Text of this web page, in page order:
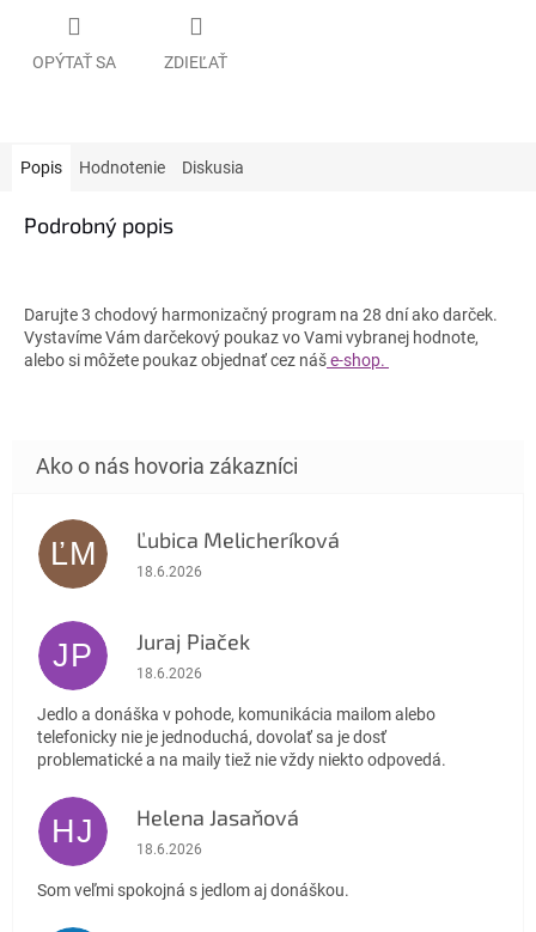
OPÝTAŤ SA ZDIEĽAŤ
Popis Hodnotenie Diskusia
Podrobný popis
Darujte 3 chodový harmonizačný program na 28 dní ako darček.
Vystavíme Vám darčekový poukaz vo Vami vybranej hodnote,
alebo si môžete poukaz objednať cez náše-shop.
ĽM Ľubica Melicheríková
Hodnotenie obchodu je 5 z 5 hviezdičiek.
18.6.2026
JP Juraj Piaček
Hodnotenie obchodu je 4 z 5 hviezdičiek.
18.6.2026
Jedlo a donáška v pohode, komunikácia mailom alebo
telefonicky nie je jednoduchá, dovolať sa je dosť
problematické a na maily tiež nie vždy niekto odpovedá.
HJ Helena Jasaňová
Hodnotenie obchodu je 5 z 5 hviezdičiek.
18.6.2026
Som veľmi spokojná s jedlom aj donáškou.